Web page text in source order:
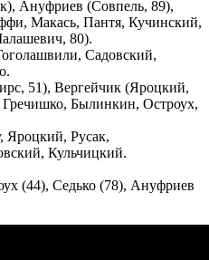
Ануфриев (Совпель, 89),
Макась, Пантя, Кучинский,
80).
Садовский,
51), Вергейчик (Яроцкий,
Гречишко, Былинкин, Остроух,
Яроцкий, Русак,
Кульчицкий.
(44), Седько (78), Ануфриев